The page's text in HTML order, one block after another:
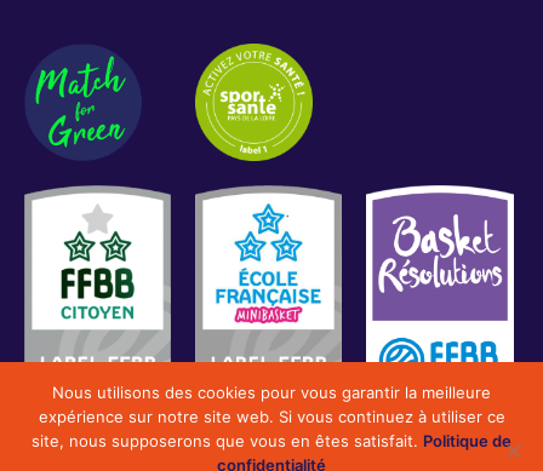
2022 Smash Basket Vendée Sud Loire. Tous droits
Nous utilisons des cookies pour vous garantir la meilleure
expérience sur notre site web. Si vous continuez à utiliser ce
site, nous supposerons que vous en êtes satisfait. Politique de
confidentialité